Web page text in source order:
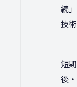
続
技
短
後